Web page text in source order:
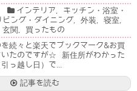
インテリア, キッチン・浴室・
ビング・ダイニング, 外装, 寝室,
玄関, 買ったもの
続々と楽天でブックマーク&お買
いたのですが☆ 新住所がわかった
っ越し日）で...
記事を読む